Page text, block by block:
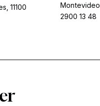
11100
Montevideo
2900 13 48